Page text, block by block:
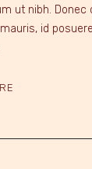
ut nibh.
id